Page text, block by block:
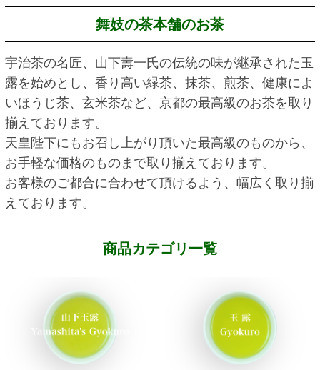
舞妓の茶本舗のお茶
宇治茶の名匠、山下壽一氏の伝統の味が継承された玉
露を始めとし、香り高い緑茶、抹茶、煎茶、健康によ
いほうじ茶、玄米茶など、京都の最高級のお茶を取り
揃えております。
天皇陛下にもお召し上がり頂いた最高級のものから、
お手軽な価格のものまで取り揃えております。
お客様のご都合に合わせて頂けるよう、幅広く取り揃
えております。
商品カテゴリ一覧